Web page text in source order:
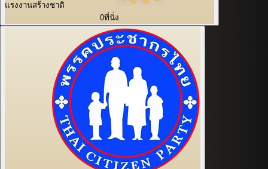
แรงงานสร้างชาติ
0ที่นั่ง